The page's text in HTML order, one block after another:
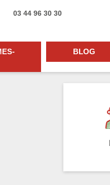
03 44 96 30 30
BLOG